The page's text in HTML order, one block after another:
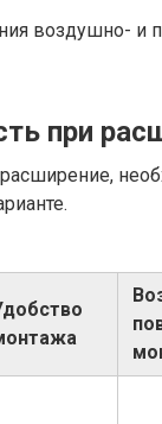
воздушно- и
при